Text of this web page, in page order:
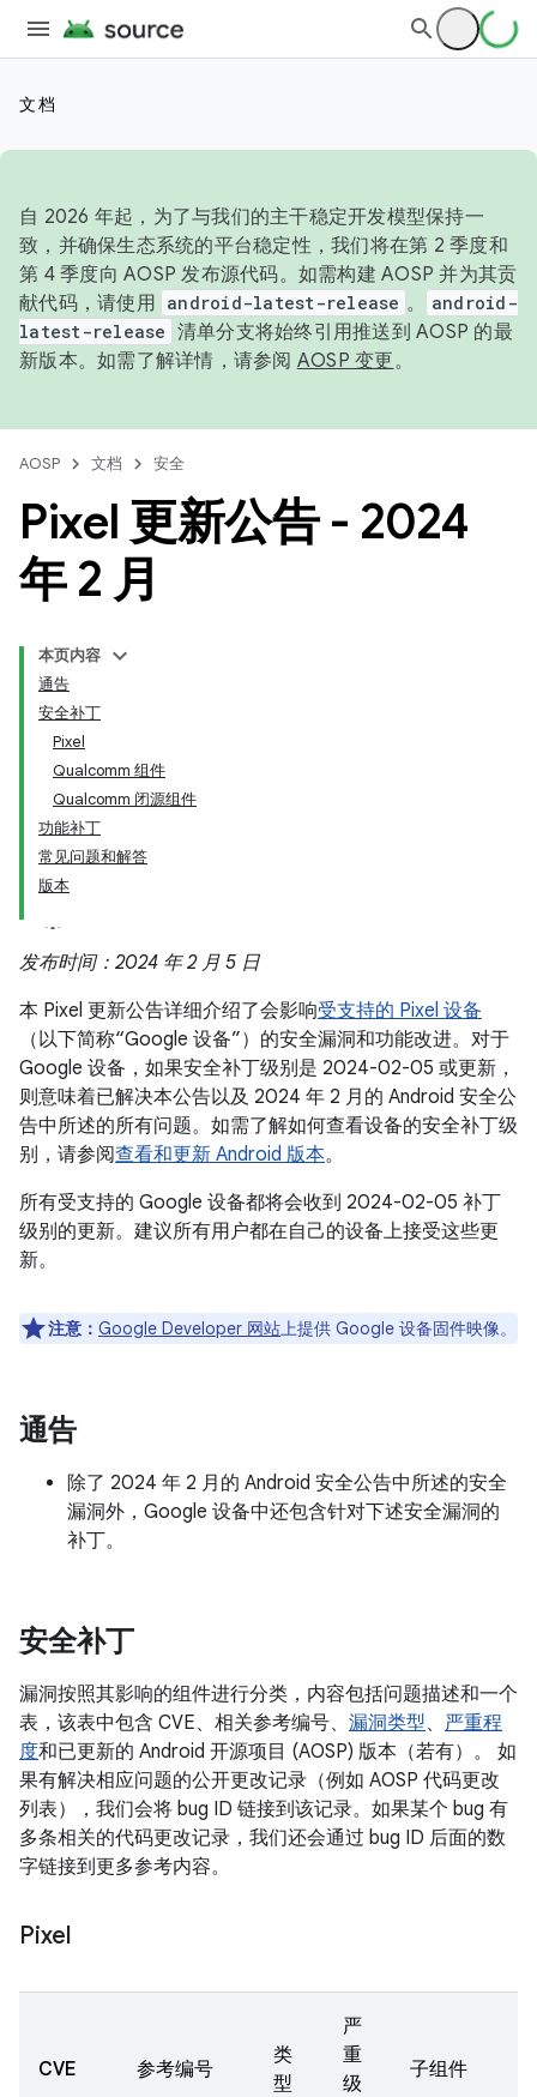
文档
自 2026 年起，为了与我们的主干稳定开发模型保持一
致，并确保生态系统的平台稳定性，我们将在第 2 季度和
第 4 季度向 AOSP 发布源代码。如需构建 AOSP 并为其贡
献代码，请使用 android-latest-release 。
android-
latest-release 清单分支将始终引用推送到 AOSP 的最
新版本。如需了解详情，请参阅 AOSP 变更。
AOSP 文档 安全
Pixel 更新公告 - 2024
年 2 月
本页内容
通告
安全补丁
Pixel
Qualcomm 组件
Qualcomm 闭源组件
功能补丁
常见问题和解答
版本
发布时间：2024 年 2 月 5 日
本 Pixel 更新公告详细介绍了会影响受支持的 Pixel 设备
（以下简称“Google 设备”）的安全漏洞和功能改进。对于
Google 设备，如果安全补丁级别是 2024-02-05 或更新，
则意味着已解决本公告以及 2024 年 2 月的 Android 安全公
告中所述的所有问题。如需了解如何查看设备的安全补丁级
别，请参阅查看和更新 Android 版本。
所有受支持的 Google 设备都将会收到 2024-02-05 补丁
级别的更新。建议所有用户都在自己的设备上接受这些更
新。
注意： Google Developer 网站上提供 Google 设备固件映像。
通告
除了 2024 年 2 月的 Android 安全公告中所述的安全
漏洞外，Google 设备中还包含针对下述安全漏洞的
补丁。
安全补丁
漏洞按照其影响的组件进行分类，内容包括问题描述和一个
表，该表中包含 CVE、相关参考编号、 漏洞类型、 严重程
度和已更新的 Android 开源项目 (AOSP) 版本（若有）。 如
果有解决相应问题的公开更改记录（例如 AOSP 代码更改
列表），我们会将 bug ID 链接到该记录。如果某个 bug 有
多条相关的代码更改记录，我们还会通过 bug ID 后面的数
字链接到更多参考内容。
Pixel
CVE 参考编号
类
型
严
重
级
子组件